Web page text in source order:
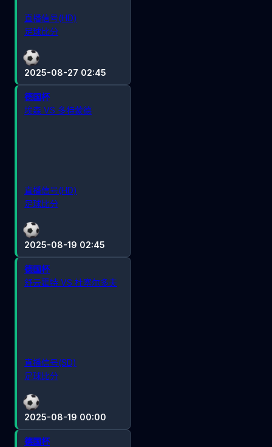
2025-08-27 02:45
直播信号(HD)
足球比分
2025-08-19 02:45
德国杯
埃森 VS 多特蒙德
直播信号(HD)
足球比分
2025-08-19 00:00
德国杯
舒云霍特 VS 杜塞尔多夫
直播信号(SD)
足球比分
德国杯